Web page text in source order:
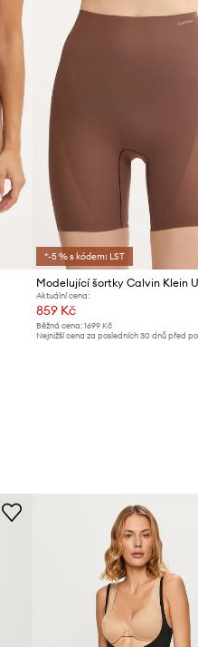
*-5 % s kódem: LST
Aktuální cena:
859 Kč
Běžná cena: 1699 Kč
Nejnižší cena za posledních 30 dnů před